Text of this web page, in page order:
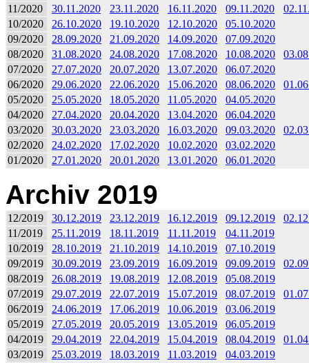
11/2020
30.11.2020 23.11.2020 16.11.2020 09.11.2020
10/2020
26.10.2020 19.10.2020 12.10.2020
05.10.2020
09/2020
28.09.2020 21.09.2020 14.09.2020
07.09.2020
08/2020
31.08.2020 24.08.2020 17.08.2020 10.08.2020
07/2020
27.07.2020 20.07.2020 13.07.2020
06.07.2020
06/2020
29.06.2020 22.06.2020 15.06.2020 08.06.2020
05/2020
25.05.2020 18.05.2020 11.05.2020
04.05.2020
04/2020
27.04.2020 20.04.2020 13.04.2020
06.04.2020
03/2020
30.03.2020 23.03.2020 16.03.2020 09.03.2020
02/2020
24.02.2020 17.02.2020 10.02.2020
03.02.2020
01/2020
27.01.2020 20.01.2020 13.01.2020 06.01.2020
Archiv 2019
12/2019 30.12.2019 23.12.2019 16.12.2019 09.12.2019
11/2019
25.11.2019 18.11.2019 11.11.2019
04.11.2019
10/2019
28.10.2019 21.10.2019 14.10.2019
07.10.2019
09/2019
30.09.2019 23.09.2019 16.09.2019 09.09.2019
08/2019
26.08.2019 19.08.2019 12.08.2019
05.08.2019
07/2019
29.07.2019 22.07.2019 15.07.2019 08.07.2019
06/2019
24.06.2019 17.06.2019 10.06.2019
03.06.2019
05/2019
27.05.2019 20.05.2019 13.05.2019
06.05.2019
04/2019
29.04.2019 22.04.2019 15.04.2019 08.04.2019
03/2019
25.03.2019 18.03.2019 11.03.2019
04.03.2019